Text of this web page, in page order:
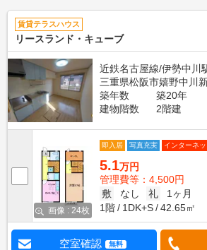
賃貸テラスハウス
リースランド・キューブ
近鉄名古屋線/伊勢中川
三重県松阪市嬉野中川
築年数
築20年
建物階数
2階建
画像 : 24枚
即入居 写真充実 インターネ
5.1万円
管理費等：4,500円
敷
なし 礼
1ヶ月
1階
1DK+S 42.65㎡
空室確認 無料